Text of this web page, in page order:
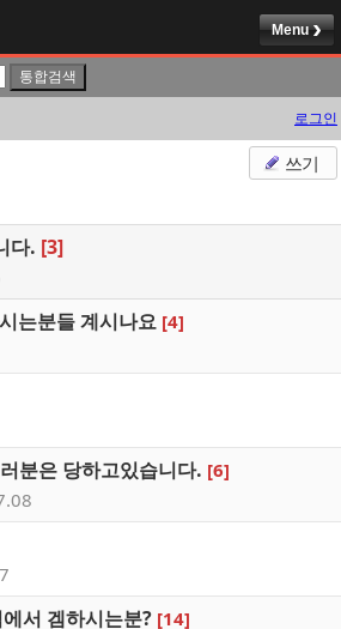
Menu
로그인
쓰기
다. [3]
는분들 계시나요 [4]
분은 당하고있습니다. [6]
서 겜하시는분? [14]